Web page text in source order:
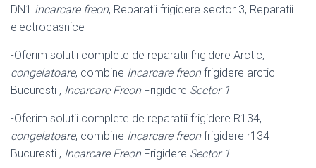
DN1 incarcare freon, Reparatii frigidere sector 3, Reparatii
electrocasnice
-Oferim solutii complete de reparatii frigidere Arctic,
congelatoare, combine Incarcare freonfrigidere arctic
Bucuresti , Incarcare FreonFrigidere Sector 1
-Oferim solutii complete de reparatii frigidere R134,
congelatoare, combine Incarcare freonfrigidere r134
Bucuresti , Incarcare FreonFrigidere Sector 1